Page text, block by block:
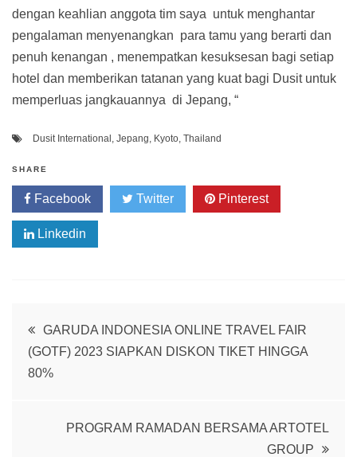
dengan keahlian anggota tim saya untuk menghantar
pengalaman menyenangkan para tamu yang berarti dan
penuh kenangan , menempatkan kesuksesan bagi setiap
hotel dan memberikan tatanan yang kuat bagi Dusit untuk
memperluas jangkauannya di Jepang, “
Dusit International , Jepang, Kyoto, Thailand
SHARE
Facebook Twitter Pinterest
Linkedin
Post
navigation
GARUDA INDONESIA ONLINE TRAVEL FAIR
(GOTF) 2023 SIAPKAN DISKON TIKET HINGGA
80%
PROGRAM RAMADAN BERSAMA ARTOTEL
GROUP